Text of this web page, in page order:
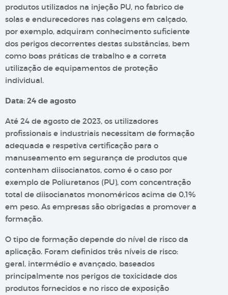
produtos utilizados na injeção PU, no fabrico de
solas e endurecedores nas colagens em calçado,
por exemplo, adquiram conhecimento suficiente
dos perigos decorrentes destas substâncias, bem
como boas práticas de trabalho e a correta
utilização de equipamentos de proteção
individual.
Data: 24 de agosto
Até 24 de agosto de 2023, os utilizadores
profissionais e industriais necessitam de formação
adequada e respetiva certificação para o
manuseamento em segurança de produtos que
contenham diisocianatos, como é o caso por
exemplo de Poliuretanos (PU), com concentração
total de diisocianatos monoméricos acima de 0,1%
em peso. As empresas são obrigadas a promover a
formação.
O tipo de formação depende do nível de risco da
aplicação. Foram definidos três níveis de risco:
geral, intermédio e avançado, baseados
principalmente nos perigos de toxicidade dos
produtos fornecidos e no risco de exposição